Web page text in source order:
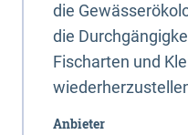
die
die
Fischarten und
Anbieter